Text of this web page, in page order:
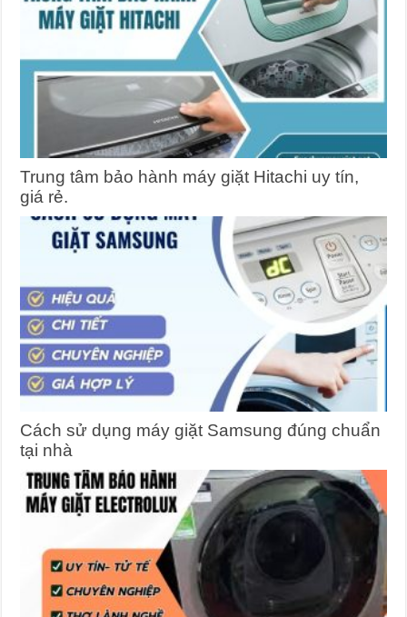
Trung tâm bảo hành máy giặt Hitachi uy tín,
giá rẻ.
Cách sử dụng máy giặt Samsung đúng chuẩn
tại nhà